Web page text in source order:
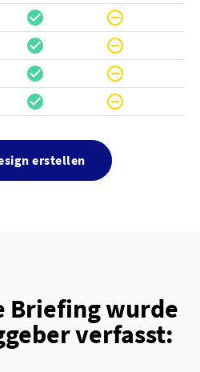
check_circle do_not_disturb_on
check_circle do_not_disturb_on
check_circle do_not_disturb_on
check_circle do_not_disturb_on
erstellen
Briefing wurde
verfasst: